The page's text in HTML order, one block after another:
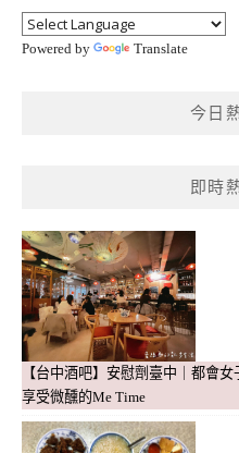
Powered by Translate
今日
即時
【台中酒吧】安慰劑臺中｜都會
享受微醺的Me Time